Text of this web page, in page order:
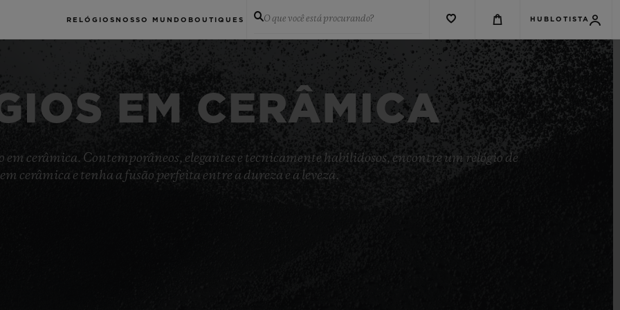
RELÓGIOS NOSSO MUNDO BOUTIQUES O que você está procurando? HUBLOTISTA
EM CERÂMICA
em cerâmica. Contemporâneos, elegantes e tecnicamente habilidosos, encontre um relógio de
cerâmica e tenha a fusão perfeita entre a dureza e a leveza.